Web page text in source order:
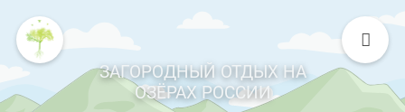
ЗАГОРОДНЫЙ ОТДЫХ НА
ОЗЁРАХ РОССИИ